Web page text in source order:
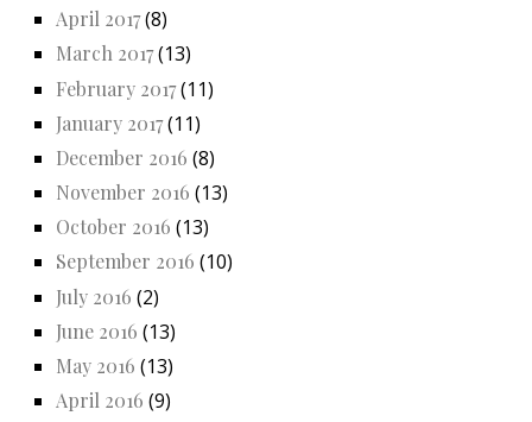
April 2017(8)
March 2017(13)
February 2017(11)
January 2017(11)
December 2016 (8)
November 2016 (13)
October 2016 (13)
September 2016 (10)
July 2016 (2)
June 2016 (13)
May 2016 (13)
April 2016 (9)